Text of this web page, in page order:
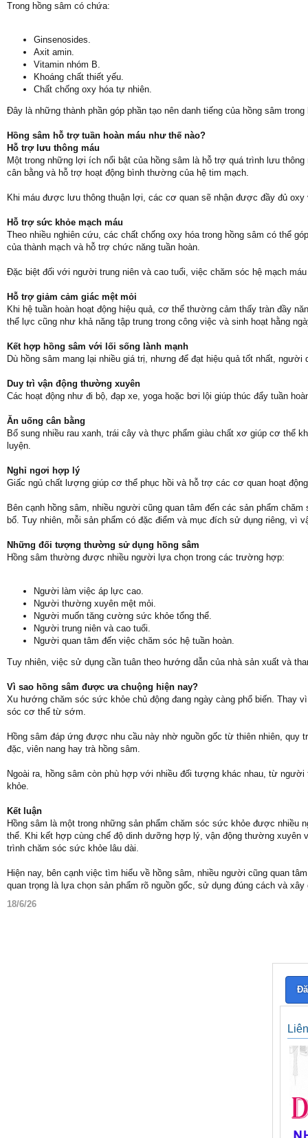
Trong hồng sâm có chứa:
Ginsenosides.
Axit amin.
Vitamin nhóm B.
Khoáng chất thiết yếu.
Chất chống oxy hóa tự nhiên.
Đây là những thành phần góp phần tạo nên danh tiếng của hồng sâm
Hồng sâm hỗ trợ tuần hoàn máu như thế nào?
Hỗ trợ lưu thông máu
Một trong những lợi ích nổi bật của hồng sâm là hỗ trợ quá trình lưu
cân bằng và hỗ trợ hoạt động bình thường của hệ tim mạch.
Khi máu được lưu thông thuận lợi, các cơ quan sẽ nhận được đầy đủ
Hỗ trợ sức khỏe mạch máu
Theo nhiều nghiên cứu, các chất chống oxy hóa trong hồng sâm có thể
của thành mạch và hỗ trợ chức năng tuần hoàn.
Đặc biệt đối với người trung niên và cao tuổi, việc chăm sóc hệ mạch
Hỗ trợ giảm cảm giác mệt mỏi
Khi hệ tuần hoàn hoạt động hiệu quả, cơ thể thường cảm thấy tràn đầy
thể lực cũng như khả năng tập trung trong công việc và sinh hoạt hằng
Kết hợp hồng sâm với lối sống lành mạnh
Dù hồng sâm mang lại nhiều giá trị, nhưng để đạt hiệu quả tốt nhất,
Duy trì vận động thường xuyên
Các hoạt động như đi bộ, đạp xe, yoga hoặc bơi lội giúp thúc đẩy tuần
Ăn uống cân bằng
Bổ sung nhiều rau xanh, trái cây và thực phẩm giàu chất xơ giúp cơ thể
luyện.
Nghỉ ngơi hợp lý
Giấc ngủ chất lượng giúp cơ thể phục hồi và hỗ trợ các cơ quan hoạt
Bên cạnh hồng sâm, nhiều người cũng quan tâm đến các sản phẩm
bổ. Tuy nhiên, mỗi sản phẩm có đặc điểm và mục đích sử dụng riêng, vì
Những đối tượng thường sử dụng hồng sâm
Hồng sâm thường được nhiều người lựa chọn trong các trường hợp:
Người làm việc áp lực cao.
Người thường xuyên mệt mỏi.
Người muốn tăng cường sức khỏe tổng thể.
Người trung niên và cao tuổi.
Người quan tâm đến việc chăm sóc hệ tuần hoàn.
Tuy nhiên, việc sử dụng cần tuân theo hướng dẫn của nhà sản xuất và
Vì sao hồng sâm được ưa chuộng hiện nay?
Xu hướng chăm sóc sức khỏe chủ động đang ngày càng phổ biến. Thay
sóc cơ thể từ sớm.
Hồng sâm đáp ứng được nhu cầu này nhờ nguồn gốc từ thiên nhiên,
đặc, viên nang hay trà hồng sâm.
Ngoài ra, hồng sâm còn phù hợp với nhiều đối tượng khác nhau, từ
khỏe.
Kết luận
Hồng sâm là một trong những sản phẩm chăm sóc sức khỏe được nhiều
thể. Khi kết hợp cùng chế độ dinh dưỡng hợp lý, vận động thường xuyên
trình chăm sóc sức khỏe lâu dài.
Hiện nay, bên cạnh việc tìm hiểu về hồng sâm, nhiều người cũng quan
quan trọng là lựa chọn sản phẩm rõ nguồn gốc, sử dụng đúng cách và
18/6/26